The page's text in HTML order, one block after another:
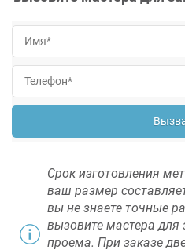
Срок изготовления
ваш размер
вы не знаете точные
вызовите мастера для
проема. При заказе